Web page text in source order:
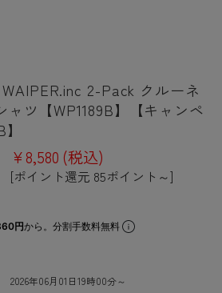
WAIPER.inc 2-Pack クルーネ
ツ【WP1189B】【キャンペ
¥8,580 (税込)
[ポイント還元 85ポイント～]
円から。分割手数料無料
2026年06月01日19時00分～